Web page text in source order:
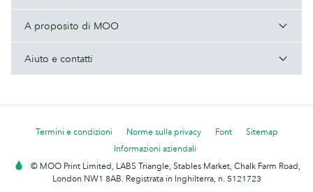
A proposito di MOO
Aiuto e contatti
Termini e condizioni Norme sulla privacy Font
Sitemap
Informazioni aziendali
© MOO Print Limited, LABS Triangle, Stables Market, Chalk Farm Road,
London NW1 8AB. Registrata in Inghilterra, n. 5121723